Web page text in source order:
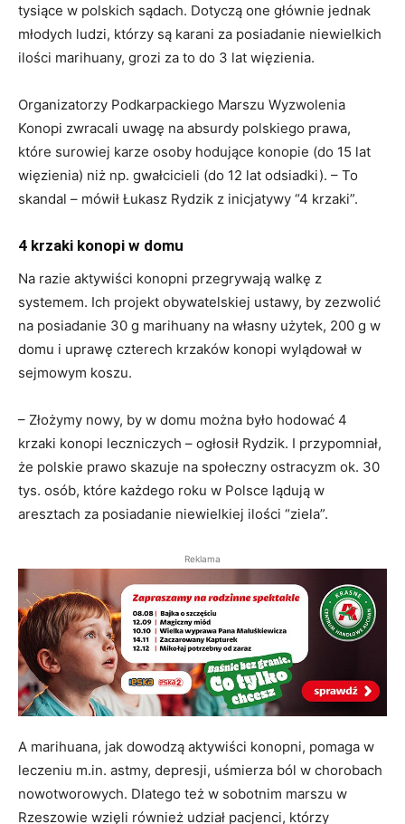
tysiące w polskich sądach. Dotyczą one głównie jednak
młodych ludzi, którzy są karani za posiadanie niewielkich
ilości marihuany, grozi za to do 3 lat więzienia.
Organizatorzy Podkarpackiego Marszu Wyzwolenia
Konopi zwracali uwagę na absurdy polskiego prawa,
które surowiej karze osoby hodujące konopie (do 15 lat
więzienia) niż np. gwałcicieli (do 12 lat odsiadki). – To
skandal – mówił Łukasz Rydzik z inicjatywy “4 krzaki”.
4 krzaki konopi w domu
Na razie aktywiści konopni przegrywają walkę z
systemem. Ich projekt obywatelskiej ustawy, by zezwolić
na posiadanie 30 g marihuany na własny użytek, 200 g w
domu i uprawę czterech krzaków konopi wylądował w
sejmowym koszu.
– Złożymy nowy, by w domu można było hodować 4
krzaki konopi leczniczych – ogłosił Rydzik. I przypomniał,
że polskie prawo skazuje na społeczny ostracyzm ok. 30
tys. osób, które każdego roku w Polsce lądują w
aresztach za posiadanie niewielkiej ilości “ziela”.
Reklama
A marihuana, jak dowodzą aktywiści konopni, pomaga w
leczeniu m.in. astmy, depresji, uśmierza ból w chorobach
nowotworowych. Dlatego też w sobotnim marszu w
Rzeszowie wzięli również udział pacjenci, którzy